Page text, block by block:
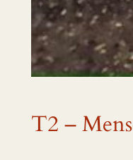
T2 –